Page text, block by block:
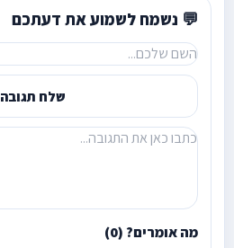
💬 נשמח לשמוע את דעתכם
שלח תגובה
מה אומרים? (0)